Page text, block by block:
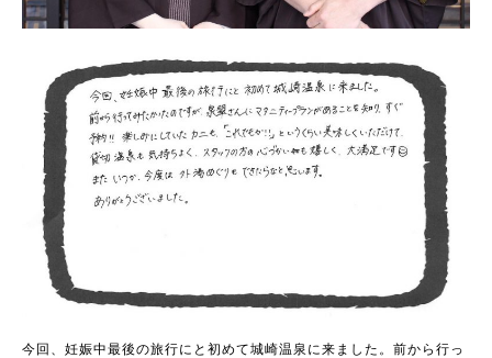
今回、妊娠中最後の旅行にと初めて城崎温泉に来ました。前から行っ